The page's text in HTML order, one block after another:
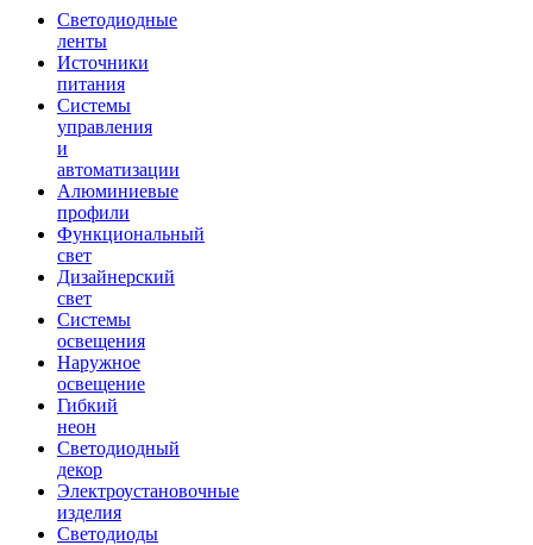
Светодиодные
ленты
Источники
питания
Системы
управления
и
автоматизации
Алюминиевые
профили
Функциональный
свет
Дизайнерский
свет
Системы
освещения
Наружное
освещение
Гибкий
неон
Светодиодный
декор
Электроустановочные
изделия
Светодиоды